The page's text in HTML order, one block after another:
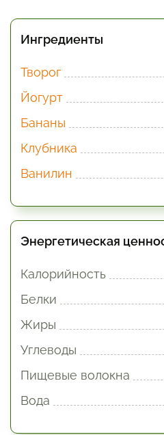
Ингредиенты
Творог
Йогурт
Бананы
Клубника
Ванилин
Энергетическая
Калорийность
Белки
Жиры
Углеводы
Пищевые волокна
Вода